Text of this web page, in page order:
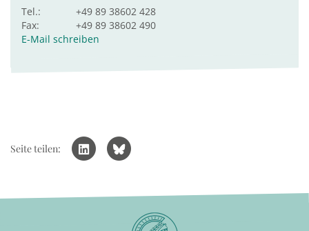
Tel.:
+49 89 38602 428
Fax:
+49 89 38602 490
E-Mail schreiben
Seite teilen: